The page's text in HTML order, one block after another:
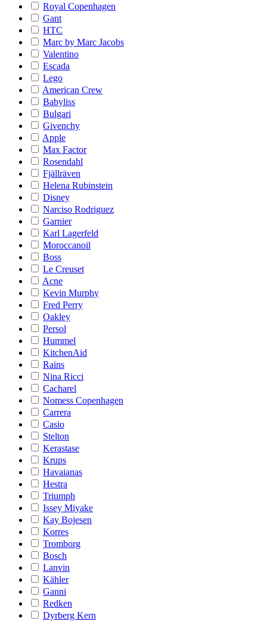
Royal Copenhagen
Gant
HTC
Marc by Marc Jacobs
Valentino
Escada
Lego
American Crew
Babyliss
Bulgari
Givenchy
Apple
Max Factor
Rosendahl
Fjällräven
Helena Rubinstein
Disney
Narciso Rodriguez
Garnier
Karl Lagerfeld
Moroccanoil
Boss
Le Creuset
Acne
Kevin Murphy
Fred Perry
Oakley
Persol
Hummel
KitchenAid
Rains
Nina Ricci
Cacharel
Nomess Copenhagen
Carrera
Casio
Stelton
Kerastase
Krups
Havaianas
Hestra
Triumph
Issey Miyake
Kay Bojesen
Korres
Tromborg
Bosch
Lanvin
Kähler
Ganni
Redken
Dyrberg Kern